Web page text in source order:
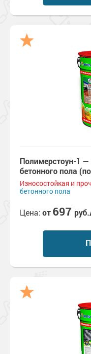
Полимерстоун-1 —
бетонного пола
Износостойкая и
бетонного пола
Цена: от 697